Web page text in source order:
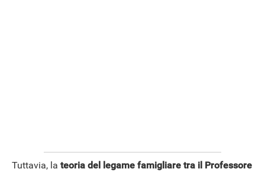
Tuttavia, la teoria del legame famigliare tra il Professore